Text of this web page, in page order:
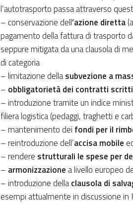
l’autotrasporto passa attraverso
– conservazione dell’azione diretta
pagamento della fattura di trasporto
seppure mitigata da una clausola di
di categoria
– limitazione dellasubvezione a
– obbligatorietà dei contratti scritti
– introduzione tramite un indice
filiera logistica (pedaggi, traghetti e
– mantenimento dei fondi per il
– reintroduzione dell’accisa mobile
– rendere strutturali le spese per
– armonizzazione a livello europeo
– introduzione dellaclausola di
esempi attualmente in discussione in